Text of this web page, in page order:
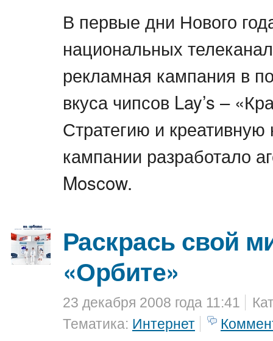
В первые дни Нового
национальных
рекламная кампания в
вкуса чипсов Lay’s –
Стратегию и
кампании разработало
Moscow.
Раскрась свой
«Орбите»
23 декабря 2008 года 11:41
Тематика: Интернет